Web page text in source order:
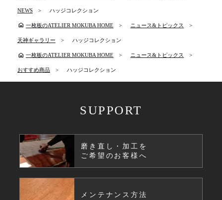
NEWS ハッジコレクション
home 一枚板のATELIER MOKUBA HOME ニュース&トピックス
天神ギャラリー ハッジコレクション
home 一枚板のATELIER MOKUBA HOME ニュース&トピックス
おすすめ商品 ハッジコレクション
SUPPORT
磨き直し・加工を
ご希望のお客様へ
メンテナンス方法